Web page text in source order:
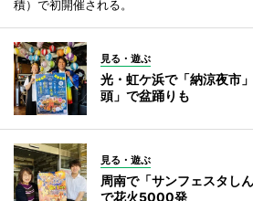
積）で初開催される。
見る・遊ぶ
光・虹ケ浜で「納涼夜
頭」で盆踊りも
見る・遊ぶ
周南で「サンフェスタ
で花火5000発